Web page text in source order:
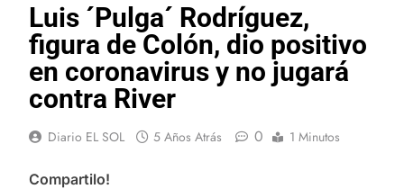
Luis ´Pulga´ Rodríguez,
figura de Colón, dio positivo
en coronavirus y no jugará
contra River
Diario EL SOL 5 Años Atrás 0 1 Minutos
Compartilo!